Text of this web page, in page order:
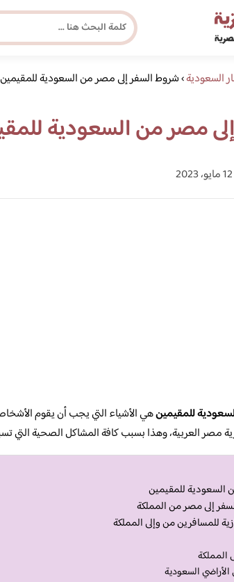
مجلة برونزية
ابحث عن
السعودية›شروط السفر إلى مصر من السعودية للمقيمين 1445
مصر من السعودية
للمقيمينهي الأشياء التي يجب أن يقوم
مصر العربية، وهذا بسبب كافة المشاكل الصحية التي
السعودية للمقيمين
إلى مصر من المملكة
للمسافرين من وإلى المملكة
المملكة
الأراضي السعودية